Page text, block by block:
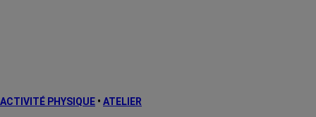
ACTIVITÉ PHYSIQUE • ATELIER